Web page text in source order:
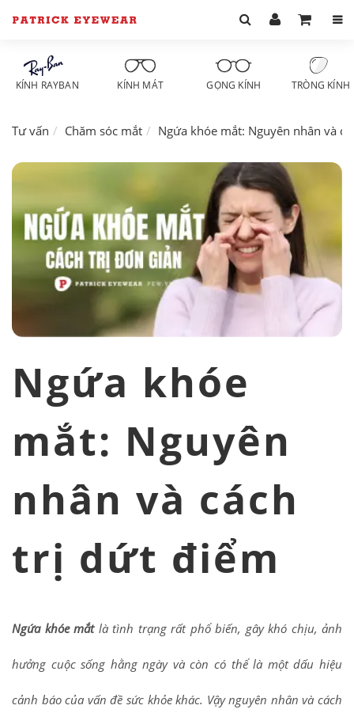
KÍNH RAYBAN KÍNH MÁT GỌNG KÍNH TRÒNG KÍNH
Tư vấn Chăm sóc mắt Ngứa khóe mắt: Nguyên nhân và
Ngứa khóe
mắt: Nguyên
nhân và cách
trị dứt điểm
Ngứa khóe mắtlà tình trạng rất phổ biến, gây khó chịu, ảnh
hưởng cuộc sống hằng ngày và còn có thể là một dấu hiệu
cảnh báo của vấn đề sức khỏe khác. Vậy nguyên nhân và cách